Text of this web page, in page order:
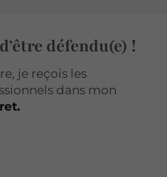
défendu(e) !
je reçois les
dans mon